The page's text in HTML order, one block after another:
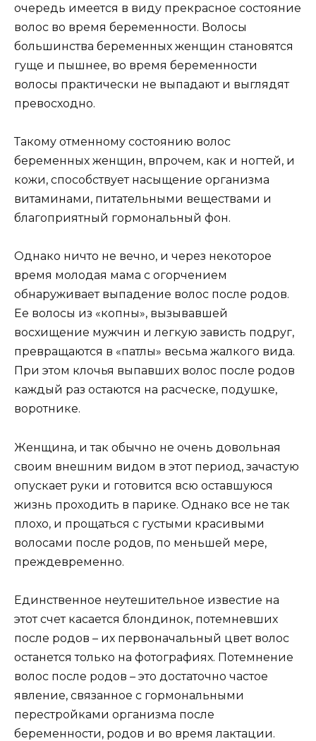
очередь имеется в виду прекрасное состояние
волос во время беременности. Волосы
большинства беременных женщин становятся
гуще и пышнее, во время беременности
волосы практически не выпадают и выглядят
превосходно.
Такому отменному состоянию волос
беременных женщин, впрочем, как и ногтей, и
кожи, способствует насыщение организма
витаминами, питательными веществами и
благоприятный гормональный фон.
Однако ничто не вечно, и через некоторое
время молодая мама с огорчением
обнаруживает выпадение волос после родов.
Ее волосы из «копны», вызывавшей
восхищение мужчин и легкую зависть подруг,
превращаются в «патлы» весьма жалкого вида.
При этом клочья выпавших волос после родов
каждый раз остаются на расческе, подушке,
воротнике.
Женщина, и так обычно не очень довольная
своим внешним видом в этот период, зачастую
опускает руки и готовится всю оставшуюся
жизнь проходить в парике. Однако все не так
плохо, и прощаться с густыми красивыми
волосами после родов, по меньшей мере,
преждевременно.
Единственное неутешительное известие на
этот счет касается блондинок, потемневших
после родов – их первоначальный цвет волос
останется только на фотографиях. Потемнение
волос после родов – это достаточно частое
явление, связанное с гормональными
перестройками организма после
беременности, родов и во время лактации.